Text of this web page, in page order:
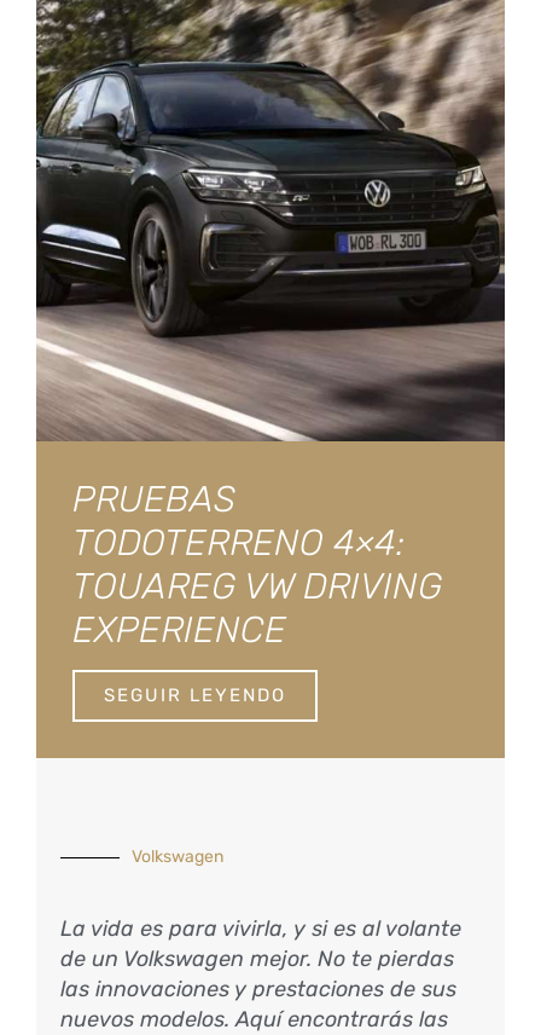
PRUEBAS
TODOTERRENO 4×4:
TOUAREG VW DRIVING
EXPERIENCE
SEGUIR LEYENDO
Volkswagen
La vida es para vivirla, y si es al volante
de un Volkswagen mejor. No te pierdas
las innovaciones y prestaciones de sus
nuevos modelos. Aquí encontrarás las